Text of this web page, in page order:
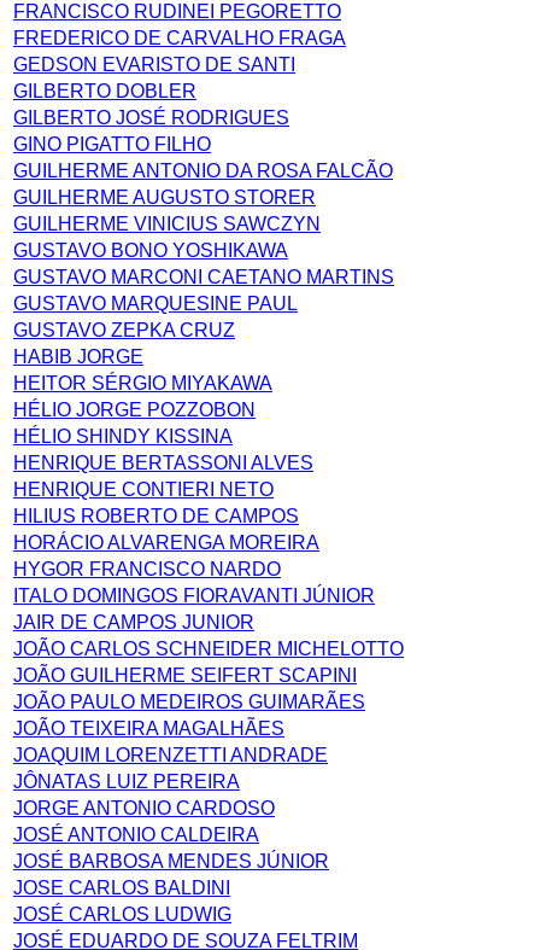
FRANCISCO RUDINEI PEGORETTO
FREDERICO DE CARVALHO FRAGA
GEDSON EVARISTO DE SANTI
GILBERTO DOBLER
GILBERTO JOSÉ RODRIGUES
GINO PIGATTO FILHO
GUILHERME ANTONIO DA ROSA FALCÃO
GUILHERME AUGUSTO STORER
GUILHERME VINICIUS SAWCZYN
GUSTAVO BONO YOSHIKAWA
GUSTAVO MARCONI CAETANO MARTINS
GUSTAVO MARQUESINE PAUL
GUSTAVO ZEPKA CRUZ
HABIB JORGE
HEITOR SÉRGIO MIYAKAWA
HÉLIO JORGE POZZOBON
HÉLIO SHINDY KISSINA
HENRIQUE BERTASSONI ALVES
HENRIQUE CONTIERI NETO
HILIUS ROBERTO DE CAMPOS
HORÁCIO ALVARENGA MOREIRA
HYGOR FRANCISCO NARDO
ITALO DOMINGOS FIORAVANTI JÚNIOR
JAIR DE CAMPOS JUNIOR
JOÃO CARLOS SCHNEIDER MICHELOTTO
JOÃO GUILHERME SEIFERT SCAPINI
JOÃO PAULO MEDEIROS GUIMARÃES
JOÃO TEIXEIRA MAGALHÃES
JOAQUIM LORENZETTI ANDRADE
JÔNATAS LUIZ PEREIRA
JORGE ANTONIO CARDOSO
JOSÉ ANTONIO CALDEIRA
JOSÉ BARBOSA MENDES JÚNIOR
JOSE CARLOS BALDINI
JOSÉ CARLOS LUDWIG
JOSÉ EDUARDO DE SOUZA FELTRIM